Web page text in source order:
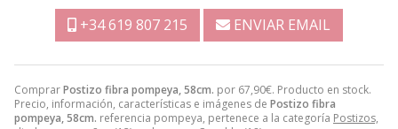
ComprarPostizo fibra pompeya, 58cm. por 67,90€. Producto en stock.
Precio, información, características e imágenes de Postizo fibra
pompeya, 58cm. referencia pompeya, pertenece a la categoría Postizos,
+34 619 807 215 ENVIAR EMAIL